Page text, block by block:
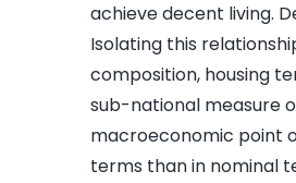
achieve decent living.
Isolating this
composition, housing
sub-national measure
macroeconomic point
terms than in nominal